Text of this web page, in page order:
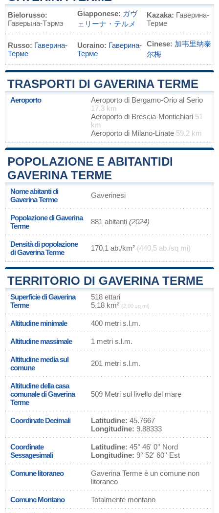
Bielorusso:
Гаверына-Тэрмэ
Giapponese: ガヴ
ェリーナ・テルメ
Kazaka: Гаверина-
Терме
Russo: Гаверина-
Терме
Ucraino: Гаверина-
Терме
Cinese: 加韦里纳泰
尔梅
TRASPORTI DI GAVERINA TERME
Aeroporto
Aeroporto di Bergamo-Orio al Serio
17.3 km
Aeroporto di Brescia-Montichiari 51
km
Aeroporto di Milano-Linate 59.2 km
POPOLAZIONE E ABITANTIDI
GAVERINA TERME
Nome abitanti di
Gaverina Terme
Gaverinesi
Popolazione di Gaverina
Terme
881 abitanti (2024)
Densità di popolazione
di Gaverina Terme
170,1 ab./km² (440,5 ab./sq mi)
TERRITORIO DI GAVERINA TERME
Superficie di Gaverina
Terme
518 ettari
5,18 km² (2,00 sq mi)
Altitudine minimale 400 metri s.l.m.
Altitudine massimale 1 metri s.l.m.
Altitudine media sul
comune
201 metri s.l.m.
Altitudine della casa
comunale di Gaverina
Terme
509 Metri sul livello del mare
Coordinate Decimali Latitudine: 45.7667
Longitudine: 9.88333
Coordinate
Sessagesimali
Latitudine: 45° 46' 0'' Nord
Longitudine: 9° 52' 60'' Est
Comune litoraneo
Gaverina Terme è un comune non
litoraneo
Comune Montano Totalmente montano